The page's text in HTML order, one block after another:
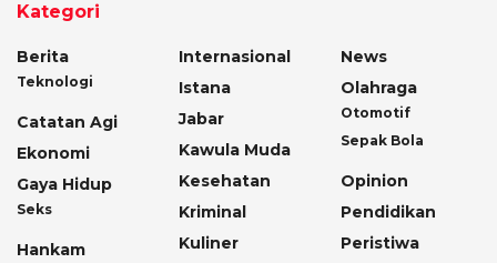
Kategori
Berita
Teknologi
Catatan Agi
Ekonomi
Gaya Hidup
Seks
Hankam
Internasional
Istana
Jabar
Kawula Muda
Kesehatan
Kriminal
Kuliner
News
Olahraga
Otomotif
Sepak Bola
Opinion
Pendidikan
Peristiwa